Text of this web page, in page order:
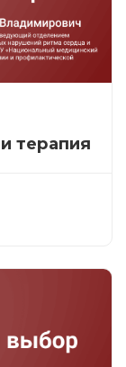
терапия
ИСКАТЬ
ВОЙТИ
будут